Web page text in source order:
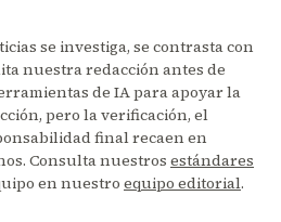
se investiga, se contrasta con
nuestra redacción antes de
de IA para apoyar la
pero la verificación, el
final recaen en
Consulta nuestros estándares
en nuestro equipo editorial.